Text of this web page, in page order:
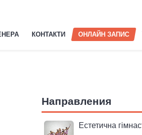
КОНТАКТИ ОНЛАЙН ЗАПИС
Направления
Естетична